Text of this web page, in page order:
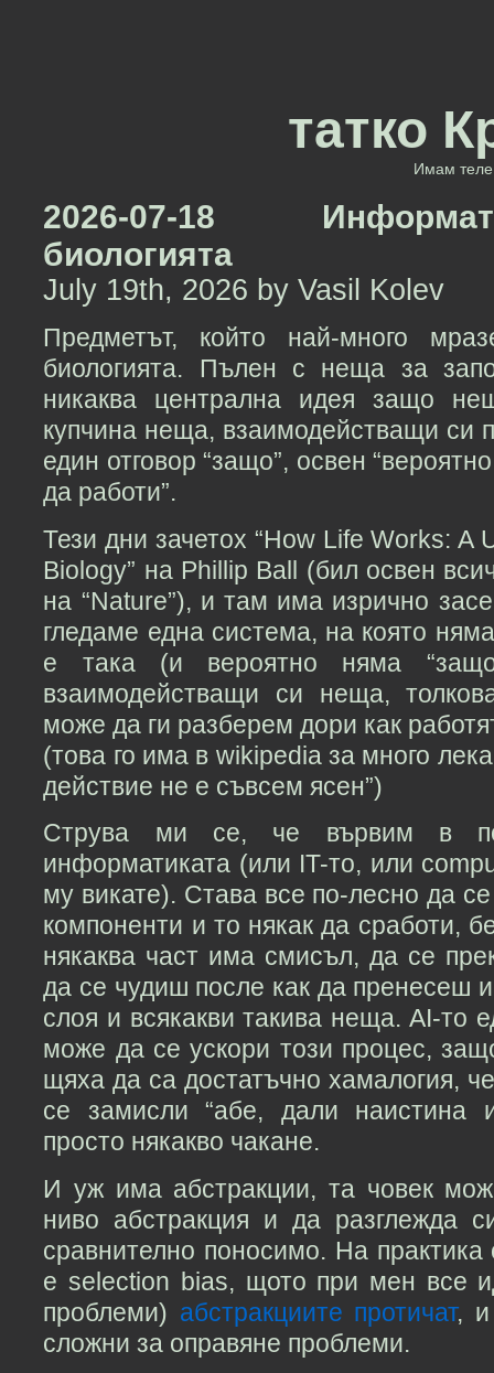
татко
Имам теле
2026-07-18
биологията
July 19th, 2026 by Vasil Kolev
Предметът, който най-много
биологията. Пълен с неща за
никаква централна идея защо
купчина неща, взаимодействащи си
един отговор “защо”, освен
да работи”.
Тези дни зачетох “How Life Works: A
Biology” на Phillip Ball (бил освен
на “Nature”), и там има изрично
гледаме една система, на която
е така (и вероятно няма
взаимодействащи си неща,
може да ги разберем дори как
(това го има в wikipedia за много
действие не е съвсем ясен”)
Струва ми се, че вървим в
информатиката (или IT-то, или
му викате). Става все по-лесно да
компоненти и то някак да сработи,
някаква част има смисъл, да се
да се чудиш после как да пренесеш
слоя и всякакви такива неща. AI-то
може да се ускори този процес,
щяха да са достатъчно хамалогия,
се замисли “абе, дали наистина
просто някакво чакане.
И уж има абстракции, та човек
ниво абстракция и да разглежда
сравнително поносимо. На
е selection bias, щото при мен все
проблеми) абстракциите протичат, и
сложни за оправяне проблеми.